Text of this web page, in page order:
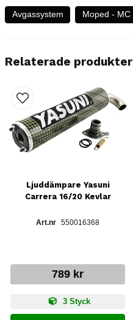
Avgassystem Moped - MC
Relaterade produkter
Ljuddämpare Yasuni
Carrera 16/20 Kevlar
550016368
789 kr
3 Styck